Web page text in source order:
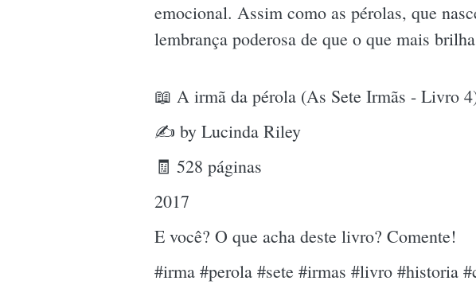
emocional. Assim como as pérolas, que
lembrança poderosa de que o que mais
📖 A irmã da pérola (As Sete Irmãs - Livro
✍ by Lucinda Riley
🧾 528 páginas
2017
E você? O que acha deste livro? Comente!
#irma #perola #sete #irmas #livro #historia